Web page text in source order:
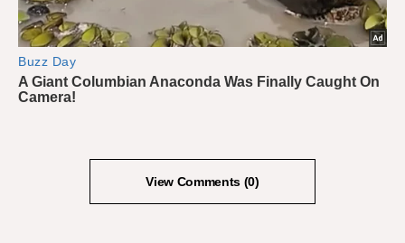
View Comments (0)